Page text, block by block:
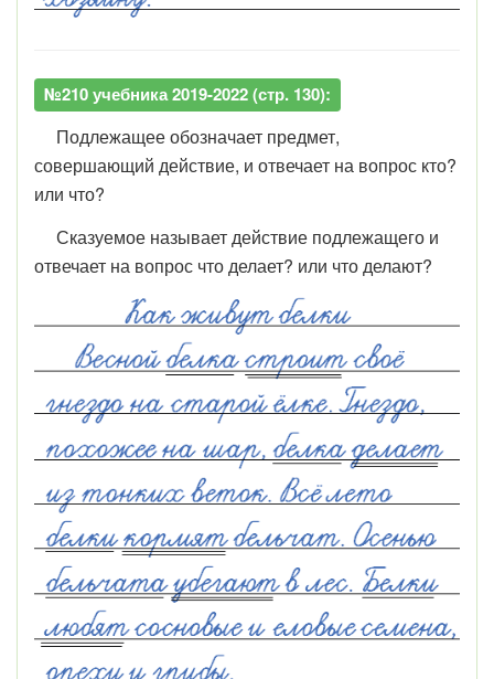
№210 учебника 2019-2022 (стр. 130):
Подлежащее обозначает предмет,
совершающий действие, и отвечает на вопрос кто?
или что?
Сказуемое называет действие подлежащего и
отвечает на вопрос что делает? или что делают?